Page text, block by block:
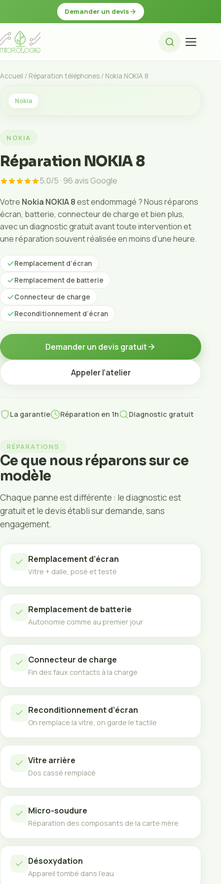
Demander un devis
Accueil / Réparation téléphones / Nokia NOKIA 8
Nokia
NOKIA
Réparation NOKIA 8
5,0/5 · 96 avis Google
Votre Nokia NOKIA 8est endommagé ? Nous réparons
écran, batterie, connecteur de charge et bien plus,
avec un diagnostic gratuit avant toute intervention et
une réparation souvent réalisée en moins d’une heure.
Remplacement d’écran
Remplacement de batterie
Connecteur de charge
Reconditionnement d’écran
Demander un devis gratuit
Appeler l’atelier
La garantie Réparation en 1h Diagnostic gratuit
RÉPARATIONS
Ce que nous réparons sur ce
modèle
Chaque panne est différente : le diagnostic est
gratuit et le devis établi sur demande, sans
engagement.
Remplacement d’écran
Vitre + dalle, posé et testé
Remplacement de batterie
Autonomie comme au premier jour
Connecteur de charge
Fin des faux contacts à la charge
Reconditionnement d’écran
On remplace la vitre, on garde le tactile
Vitre arrière
Dos cassé remplacé
Micro-soudure
Réparation des composants de la carte mère
Désoxydation
Appareil tombé dans l’eau